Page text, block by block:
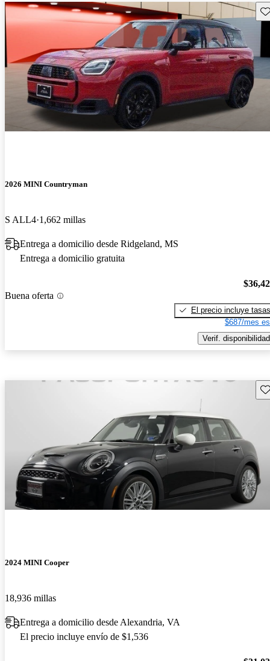
2026 MINI Countryman
S ALL4 1,662 millas
Entrega a domicilio desde Ridgeland, MS
Entrega a domicilio gratuita
Buena oferta
El precio incluye tasas
$687/mes
Verif. disponibilidad
2024 MINI Cooper
18,936 millas
Entrega a domicilio desde Alexandria, VA
El precio incluye envío de $1,536